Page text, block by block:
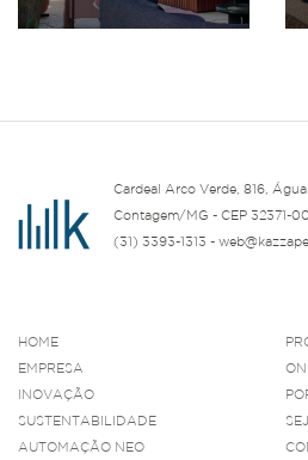
Cardeal Arco Verde, 816,
Contagem/MG - CEP 32371-
(31) 3393-1313 -
HOME
EMPRESA
INOVAÇÃO
SUSTENTABILIDADE
AUTOMAÇÃO NEO